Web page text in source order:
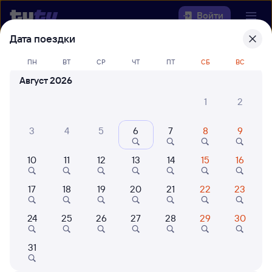
Войти
Выберите день, чтобы найтиж/д
билеты Аксарайская — Выселки
42 млн путешествуют с
Когда
Кто едет
Дата поездки
ПН ВТ СР ЧТ ПТ СБ ВС
Август 2026
1
2
3 4 5 6 7 8 9
10 11 12 13 14 15 16
17 18 19 20 21 22 23
24 25 26 27 28 29 30
31